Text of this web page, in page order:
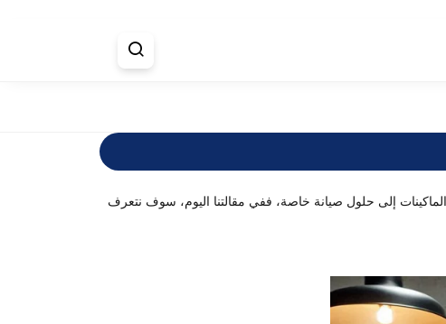
إلى حلول صيانة خاصة، ففي مقالتنا اليوم، سوف نتعرف